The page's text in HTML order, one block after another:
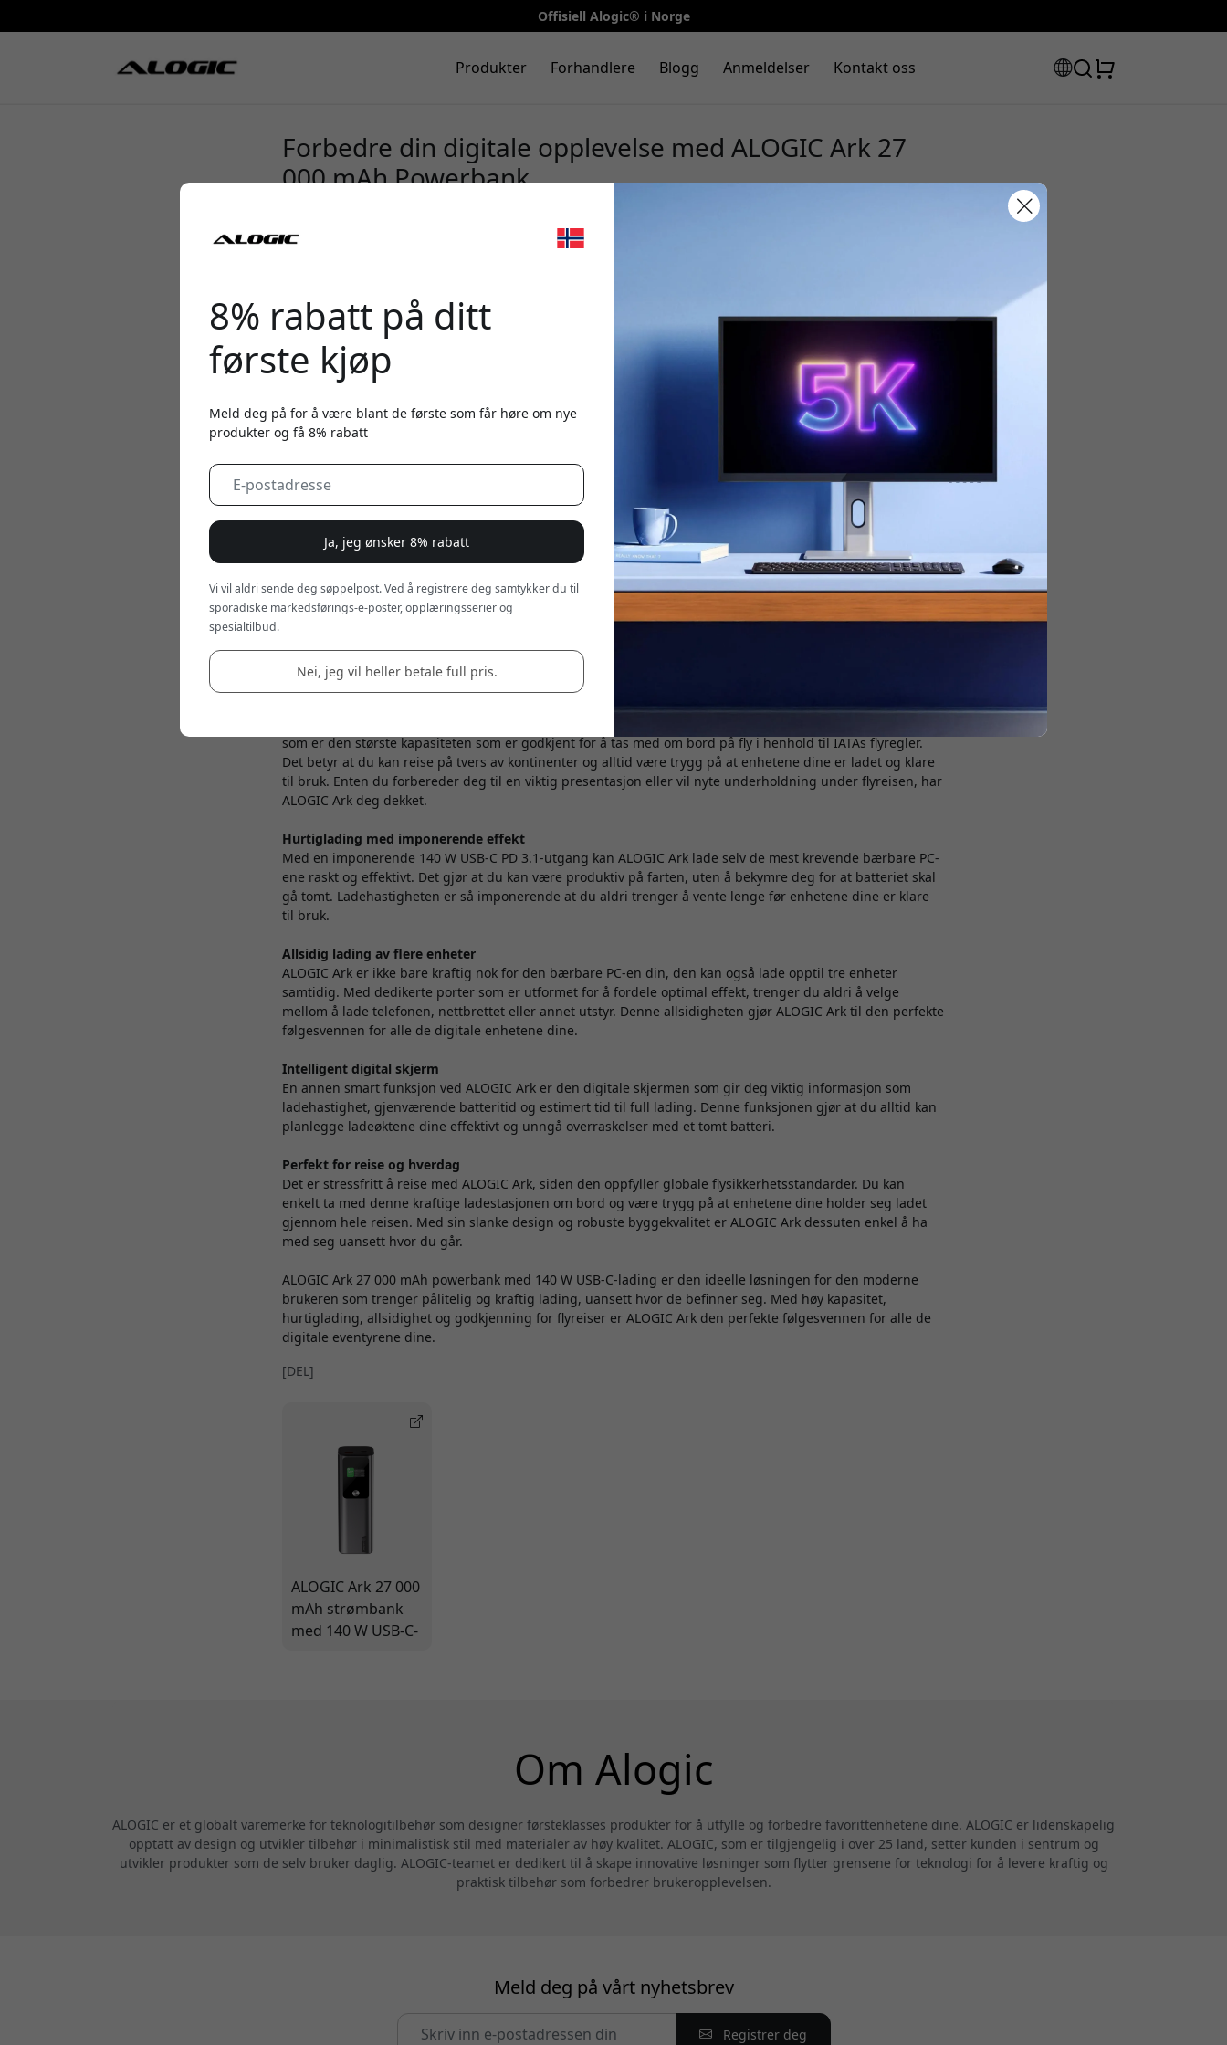
Offisiell Alogic® i Norge
Produkter Forhandlere Blogg Anmeldelser Kontakt oss
Forbedre din digitale opplevelse med ALOGIC Ark 27
000 mAh Powerbank
Når teknologien utvikler seg i rasende fart, blir behovet for pålitelig og kraftig lading stadig viktigere. Her
ikke bare holder enhetene dine i gang, men også forenkler det digitale livet ditt.
som er den største kapasiteten som er godkjent for å tas med om bord på fly i henhold til IATAs flyregler.
Det betyr at du kan reise på tvers av kontinenter og alltid være trygg på at enhetene dine er ladet og klare
til bruk. Enten du forbereder deg til en viktig presentasjon eller vil nyte underholdning under flyreisen, har
ALOGIC Ark deg dekket.
Hurtiglading med imponerende effekt
Med en imponerende 140 W USB-C PD 3.1-utgang kan ALOGIC Ark lade selv de mest krevende bærbare PC-
ene raskt og effektivt. Det gjør at du kan være produktiv på farten, uten å bekymre deg for at batteriet skal
gå tomt. Ladehastigheten er så imponerende at du aldri trenger å vente lenge før enhetene dine er klare
til bruk.
Allsidig lading av flere enheter
ALOGIC Ark er ikke bare kraftig nok for den bærbare PC-en din, den kan også lade opptil tre enheter
samtidig. Med dedikerte porter som er utformet for å fordele optimal effekt, trenger du aldri å velge
mellom å lade telefonen, nettbrettet eller annet utstyr. Denne allsidigheten gjør ALOGIC Ark til den perfekte
følgesvennen for alle de digitale enhetene dine.
Intelligent digital skjerm
En annen smart funksjon ved ALOGIC Ark er den digitale skjermen som gir deg viktig informasjon som
ladehastighet, gjenværende batteritid og estimert tid til full lading. Denne funksjonen gjør at du alltid kan
planlegge ladeøktene dine effektivt og unngå overraskelser med et tomt batteri.
Perfekt for reise og hverdag
Det er stressfritt å reise med ALOGIC Ark, siden den oppfyller globale flysikkerhetsstandarder. Du kan
enkelt ta med denne kraftige ladestasjonen om bord og være trygg på at enhetene dine holder seg ladet
gjennom hele reisen. Med sin slanke design og robuste byggekvalitet er ALOGIC Ark dessuten enkel å ha
med seg uansett hvor du går.
ALOGIC Ark 27 000 mAh powerbank med 140 W USB-C-lading er den ideelle løsningen for den moderne
brukeren som trenger pålitelig og kraftig lading, uansett hvor de befinner seg. Med høy kapasitet,
hurtiglading, allsidighet og godkjenning for flyreiser er ALOGIC Ark den perfekte følgesvennen for alle de
digitale eventyrene dine.
[DEL]
ALOGIC Ark 27 000
mAh strømbank
med 140 W USB-C-
Om Alogic
ALOGIC er et globalt varemerke for teknologitilbehør som designer førsteklasses produkter for å utfylle og forbedre favorittenhetene dine. ALOGIC er lidenskapelig
opptatt av design og utvikler tilbehør i minimalistisk stil med materialer av høy kvalitet. ALOGIC, som er tilgjengelig i over 25 land, setter kunden i sentrum og
utvikler produkter som de selv bruker daglig. ALOGIC-teamet er dedikert til å skape innovative løsninger som flytter grensene for teknologi for å levere kraftig og
praktisk tilbehør som forbedrer brukeropplevelsen.
Meld deg på vårt nyhetsbrev
Registrer deg
8% rabatt på ditt
første kjøp
Meld deg på for å være blant de første som får høre om nye
produkter og få 8% rabatt
Ja, jeg ønsker 8% rabatt
Vi vil aldri sende deg søppelpost. Ved å registrere deg samtykker du til
sporadiske markedsførings-e-poster, opplæringsserier og
spesialtilbud.
Nei, jeg vil heller betale full pris.
Bruk denne koden i kassen for å få 8% rabatt.